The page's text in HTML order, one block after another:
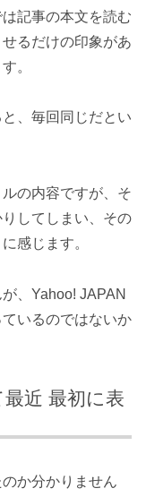
記事の本文を読む
るだけの印象があ
。
、毎回同じだとい
の内容ですが、そ
してしまい、その
感じます。
、Yahoo! JAPAN
いるのではないか
近 最初に表
か分かりません